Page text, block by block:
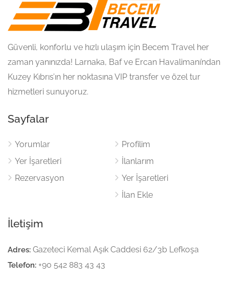
Güvenli, konforlu ve hızlı ulaşım için Becem Travel her
zaman yanınızda! Larnaka, Baf ve Ercan Havalimanı’ndan
Kuzey Kıbrıs’ın her noktasına VIP transfer ve özel tur
hizmetleri sunuyoruz.
Sayfalar
Yorumlar
Yer İşaretleri
Rezervasyon
Profilim
İlanlarım
Yer İşaretleri
İlan Ekle
İletişim
Adres: Gazeteci Kemal Aşık Caddesi 62/3b Lefkoşa
Telefon: +90 542 883 43 43